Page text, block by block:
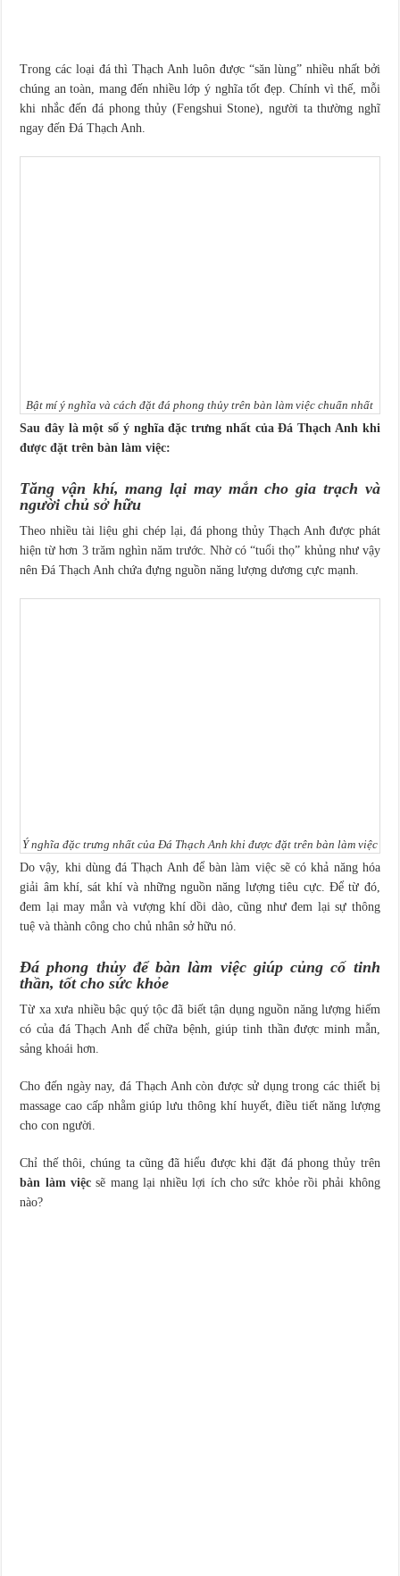
Trong các loại đá thì Thạch Anh luôn được “săn lùng” nhiều nhất bởi
chúng an toàn, mang đến nhiều lớp ý nghĩa tốt đẹp. Chính vì thế, mỗi
khi nhắc đến đá phong thủy (Fengshui Stone), người ta thường nghĩ
ngay đến Đá Thạch Anh.
Bật mí ý nghĩa và cách đặt đá phong thủy trên bàn làm việc chuẩn nhất
Sau đây là một số ý nghĩa đặc trưng nhất của Đá Thạch Anh khi
được đặt trên bàn làm việc:
Tăng vận khí, mang lại may mắn cho gia trạch và
người chủ sở hữu
Theo nhiều tài liệu ghi chép lại, đá phong thủy Thạch Anh được phát
hiện từ hơn 3 trăm nghìn năm trước. Nhờ có “tuổi thọ” khủng như vậy
nên Đá Thạch Anh chứa đựng nguồn năng lượng dương cực mạnh.
Ý nghĩa đặc trưng nhất của Đá Thạch Anh khi được đặt trên bàn làm việc
Do vậy, khi dùng đá Thạch Anh để bàn làm việc sẽ có khả năng hóa
giải âm khí, sát khí và những nguồn năng lượng tiêu cực. Để từ đó,
đem lại may mắn và vượng khí dồi dào, cũng như đem lại sự thông
tuệ và thành công cho chủ nhân sở hữu nó.
Đá phong thủy để bàn làm việc giúp củng cố tinh
thần, tốt cho sức khỏe
Từ xa xưa nhiều bậc quý tộc đã biết tận dụng nguồn năng lượng hiếm
có của đá Thạch Anh để chữa bệnh, giúp tinh thần được minh mẫn,
sảng khoái hơn.
Cho đến ngày nay, đá Thạch Anh còn được sử dụng trong các thiết bị
massage cao cấp nhằm giúp lưu thông khí huyết, điều tiết năng lượng
cho con người.
Chỉ thế thôi, chúng ta cũng đã hiểu được khi đặt đá phong thủy trên
bàn làm việcsẽ mang lại nhiều lợi ích cho sức khỏe rồi phải không
nào?